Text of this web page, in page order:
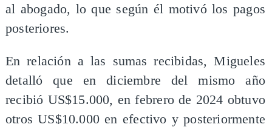
al abogado, lo que según él motivó los pagos
posteriores.
En relación a las sumas recibidas, Migueles
detalló que en diciembre del mismo año
recibió US$15.000, en febrero de 2024 obtuvo
otros US$10.000 en efectivo y posteriormente